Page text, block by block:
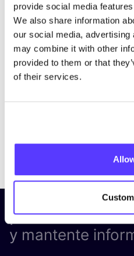
provide social media
We also share information
our social media,
may combine it with other
provided to them or that
of their services.
¡Suscríbete a
y mantente